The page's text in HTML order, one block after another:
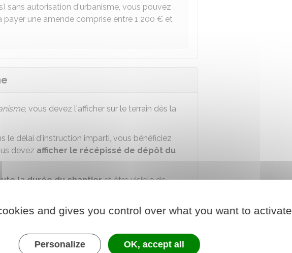
sans autorisation d'urbanisme, vous pouvez
une amende comprise entre 1 200 € et
, vous devez l'afficher sur le terrain dès la
le délai d'instruction imparti, vous bénéficiez
devez afficher le récépissé de dépôt du
la durée du chantieret être visible de
panneau d'affichage doivent être lisibles de
alors unrecours gracieux auprès du mairequi a
saisir le juge administratif pour demander
and gives you control over what you want to activate
Personalize OK, accept all